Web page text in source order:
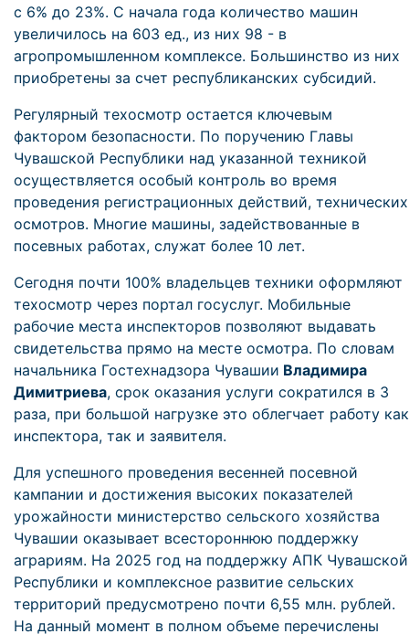
с 6% до 23%. С начала года количество машин
увеличилось на 603 ед., из них 98 - в
агропромышленном комплексе. Большинство из них
приобретены за счет республиканских субсидий.
Регулярный техосмотр остается ключевым
фактором безопасности. По поручению Главы
Чувашской Республики над указанной техникой
осуществляется особый контроль во время
проведения регистрационных действий, технических
осмотров. Многие машины, задействованные в
посевных работах, служат более 10 лет.
Сегодня почти 100% владельцев техники оформляют
техосмотр через портал госуслуг. Мобильные
рабочие места инспекторов позволяют выдавать
свидетельства прямо на месте осмотра. По словам
начальника Гостехнадзора Чувашии Владимира
Димитриева, срок оказания услуги сократился в 3
раза, при большой нагрузке это облегчает работу как
инспектора, так и заявителя.
Для успешного проведения весенней посевной
кампании и достижения высоких показателей
урожайности министерство сельского хозяйства
Чувашии оказывает всестороннюю поддержку
аграриям. На 2025 год на поддержку АПК Чувашской
Республики и комплексное развитие сельских
территорий предусмотрено почти 6,55 млн. рублей.
На данный момент в полном объеме перечислены